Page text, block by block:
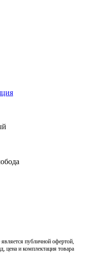
публичной офертой,
цена и комплектация товара